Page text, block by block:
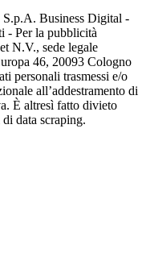
Business Digital -
- Per la pubblicità
N.V., sede legale
46, 20093 Cologno
personali trasmessi e/o
all’addestramento di
È altresì fatto divieto
data scraping.